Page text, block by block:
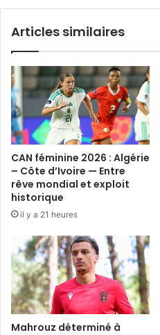
Articles similaires
CAN féminine 2026 : Algérie
– Côte d’Ivoire — Entre
rêve mondial et exploit
historique
il y a 21 heures
Mahrouz déterminé à